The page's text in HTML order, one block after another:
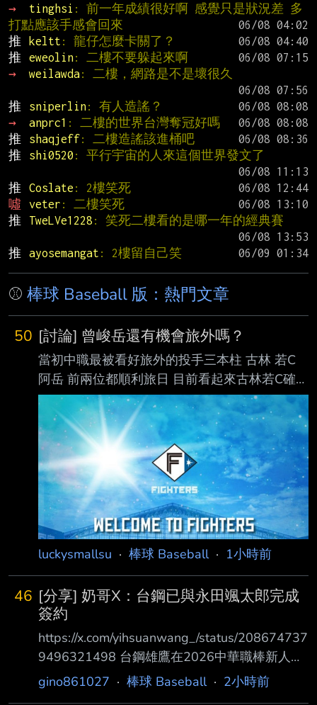
→
tinghsi : 前一年成績很好啊 感覺只是狀況差 多
打點應該手感會回來
推
keltt : 龍仔怎麼卡關了？
推
eweolin: 二樓不要躲起來啊
→
weilawda: 二樓，網路是不是壞很久
推
sniperlin: 有人造謠？
→
anprc1 : 二樓的世界台灣奪冠好嗎
推
shaqjeff: 二樓造謠該進桶吧
推
shi0520 : 平行宇宙的人來這個世界發文了
推
Coslate : 2樓笑死
噓
veter : 二樓笑死
推
TweLVe1228 : 笑死二樓看的是哪一年的經典賽
推
ayosemangat : 2樓留自己笑
⚾ 棒球 Baseball 版：熱門文章
50 [討論] 曾峻岳還有機會旅外嗎？
當初中職最被看好旅外的投手三本柱 古林 若C
阿岳 前兩位都順利旅日 目前看起來古林若C確實
也有日職一軍實力，只是都太痛了… 阿岳今年的
成績又進化 ERA 1.33 WHIP不到1 非常有幾位
角逐今年的救援王 重點是阿岳年輕才25也比古
林若C更健康 應該還是很有機會旅外吧？ -- 有
一說一，健康的古林和若C還是很強的…
luckysmallsu · 棒球 Baseball· 1小時前
46 [分享] 奶哥X：台鋼已與永田颯太郎完成
簽約
https://x.com/yihsuanwang_/status/208674737
9496321498 台鋼雄鷹在2026中華職棒新人球
員選拔會上選進6名好手，其中第2輪選進過去曾
gino861027 · 棒球 Baseball· 2小時前